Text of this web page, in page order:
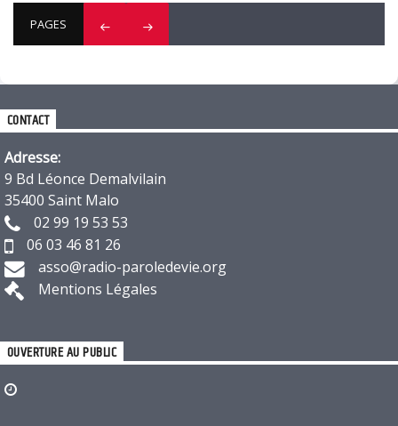
PAGES
CONTACT
Adresse:
9 Bd Léonce Demalvilain
35400 Saint Malo
02 99 19 53 53
06 03 46 81 26
asso@radio-paroledevie.org
Mentions Légales
OUVERTURE AU PUBLIC